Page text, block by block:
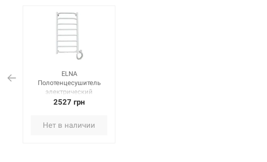
ELNA
Полотенцесушитель
электрический
правосторонний с ТР
белый
2527 грн
Нет в наличии